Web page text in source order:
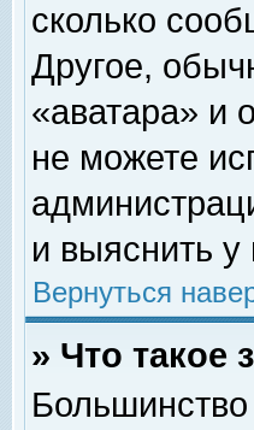
сколько
Другое,
«аватара» и
не можете
и выяснить у
Вернуться
» Что такое